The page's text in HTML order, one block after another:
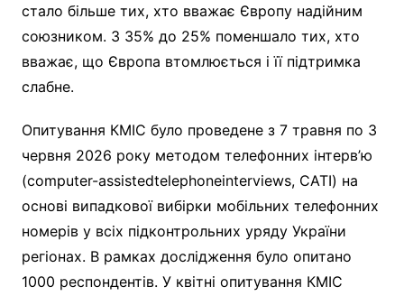
стало більше тих, хто вважає Європу надійним
союзником. З 35% до 25% поменшало тих, хто
вважає, що Європа втомлюється і її підтримка
слабне.
Опитування КМІС було проведене з 7 травня по 3
червня 2026 року методом телефонних інтерв’ю
(computer-assistedtelephoneinterviews, CATI) на
основі випадкової вибірки мобільних телефонних
номерів у всіх підконтрольних уряду України
регіонах. В рамках дослідження було опитано
1000 респондентів. У квітні опитування КМІС